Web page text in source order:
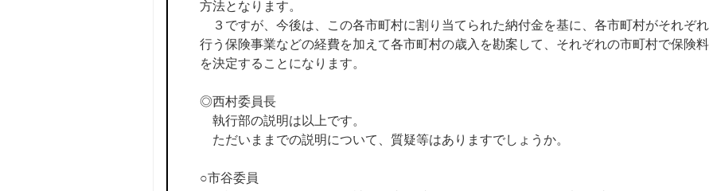
方法となります。
３ですが、今後は、この各市町村に割り当てられた納付金を基に、各市町村がそれぞれ
行う保険事業などの経費を加えて各市町村の歳入を勘案して、それぞれの市町村で保険料
を決定することになります。
◎西村委員長
執行部の説明は以上です。
ただいままでの説明について、質疑等はありますでしょうか。
○市谷委員